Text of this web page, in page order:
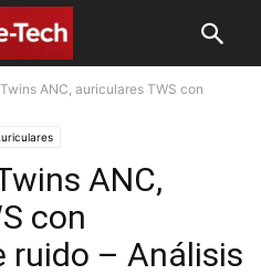
Twins ANC, auriculares TWS con
ANC,
con
ruido – Análisis